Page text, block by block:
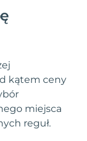
kątem ceny
miejsca
reguł.